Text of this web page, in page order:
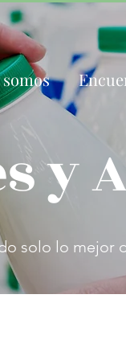
y
solo lo mejor